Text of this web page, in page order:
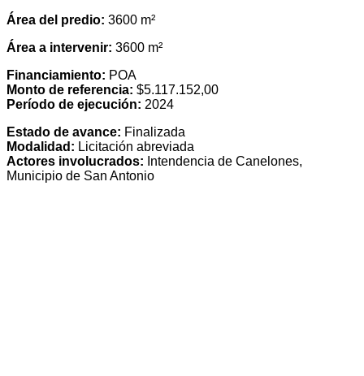
Área del predio: 3600 m²
Área a intervenir: 3600 m²
Financiamiento: POA
Monto de referencia: $5.117.152,00
Período de ejecución: 2024
Estado de avance: Finalizada
Modalidad: Licitación abreviada
Actores involucrados: Intendencia de Canelones,
Municipio de San Antonio